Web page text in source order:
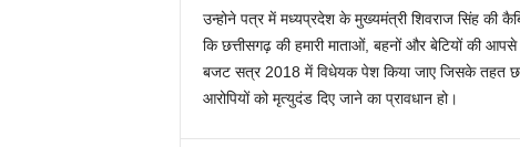
उन्होने पत्र में मध्यप्रदेश के मुख्यमंत्री शिवराज सिंह की
कि छत्तीसगढ़ की हमारी माताओं, बहनों और बेटियों की
बजट सत्र 2018 में विधेयक पेश किया जाए जिसके तहत
आरोपियों को मृत्युदंड दिए जाने का प्रावधान हो।